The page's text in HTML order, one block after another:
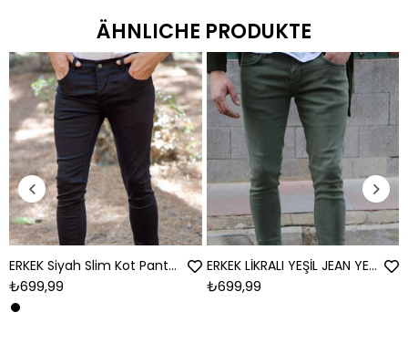
ÄHNLICHE PRODUKTE
ERKEK Siyah Slim Kot Pantolon SİYAH JEAN SİYAH
₺699,99
ERKEK LİKRALI YEŞİL JEAN YEŞİL
₺699,99